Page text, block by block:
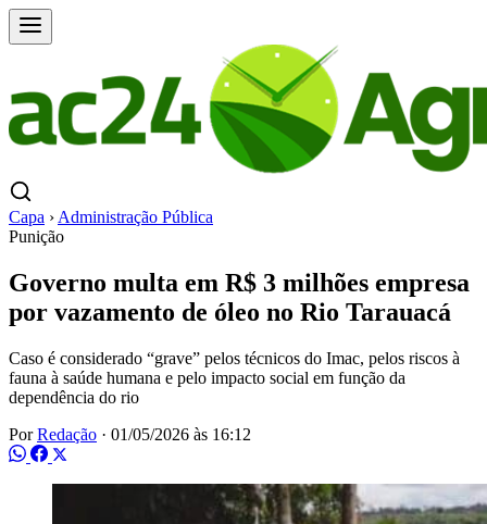
Capa › Administração Pública
Punição
Governo multa em R$ 3 milhões empresa
por vazamento de óleo no Rio Tarauacá
Caso é considerado “grave” pelos técnicos do Imac, pelos riscos à
fauna à saúde humana e pelo impacto social em função da
dependência do rio
PorRedação · 01/05/2026 às 16:12